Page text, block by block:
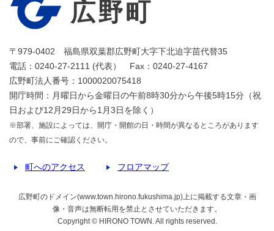
広野町
〒979-0402 福島県双葉郡広野町大字下北迫字苗代替35
電話：0240-27-2111 (代表） Fax：0240-27-4167
広野町法人番号：1000020075418
開庁時間：月曜日から金曜日の午前8時30分から午後5時15分（祝
日および12月29日から1月3日を除く）
※部署、施設によっては、開庁・開館の日・時間が異なるところがあります
ので、事前にご確認ください。
町へのアクセス フロアマップ
広野町のドメイン(www.town.hirono.fukushima.jp)上に掲載する文章・画
像・音声は無断転用を禁止とさせていただきます。
Copyright © HIRONO TOWN. All rights reserved.